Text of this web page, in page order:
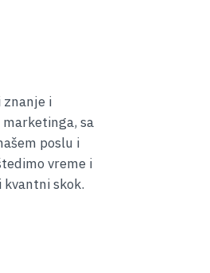
i
sa
poslu i
vreme i
skok.